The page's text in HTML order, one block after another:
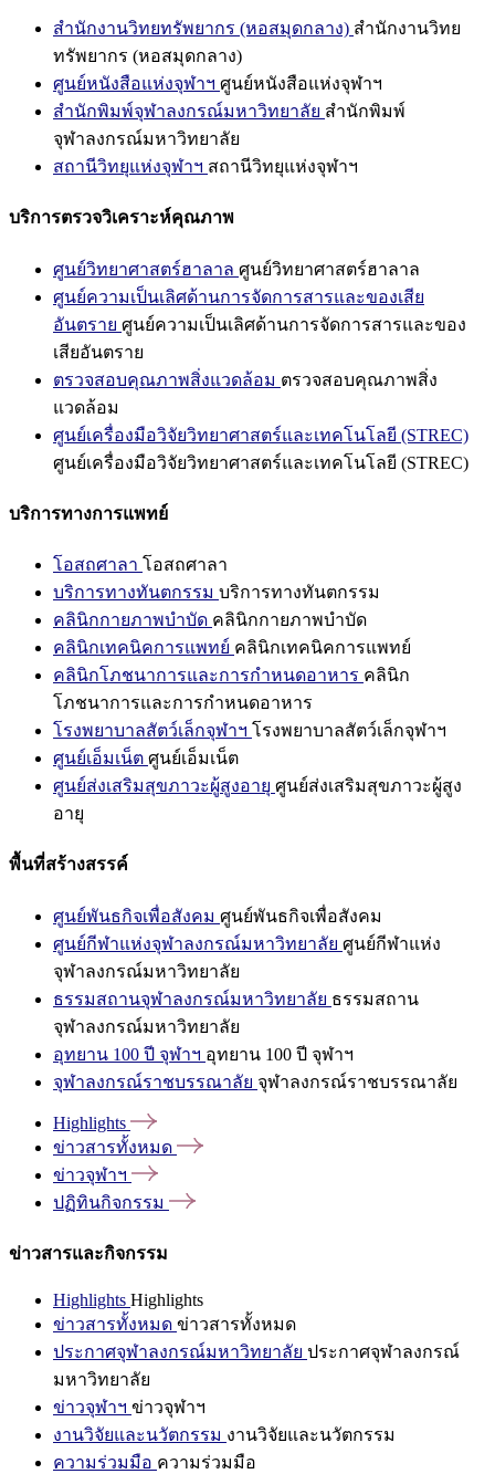
สำนักงานวิทยทรัพยากร (หอสมุดกลาง) สำนักงานวิทย
ทรัพยากร (หอสมุดกลาง)
ศูนย์หนังสือแห่งจุฬาฯ ศูนย์หนังสือแห่งจุฬาฯ
สำนักพิมพ์จุฬาลงกรณ์มหาวิทยาลัย สำนักพิมพ์
จุฬาลงกรณ์มหาวิทยาลัย
สถานีวิทยุแห่งจุฬาฯ สถานีวิทยุแห่งจุฬาฯ
บริการตรวจวิเคราะห์คุณภาพ
ศูนย์วิทยาศาสตร์ฮาลาล ศูนย์วิทยาศาสตร์ฮาลาล
ศูนย์ความเป็นเลิศด้านการจัดการสารและของเสีย
อันตราย ศูนย์ความเป็นเลิศด้านการจัดการสารและของ
เสียอันตราย
ตรวจสอบคุณภาพสิ่งแวดล้อม ตรวจสอบคุณภาพสิ่ง
แวดล้อม
ศูนย์เครื่องมือวิจัยวิทยาศาสตร์และเทคโนโลยี (STREC)
ศูนย์เครื่องมือวิจัยวิทยาศาสตร์และเทคโนโลยี (STREC)
บริการทางการแพทย์
โอสถศาลา โอสถศาลา
บริการทางทันตกรรม บริการทางทันตกรรม
คลินิกกายภาพบำบัด คลินิกกายภาพบำบัด
คลินิกเทคนิคการแพทย์ คลินิกเทคนิคการแพทย์
คลินิกโภชนาการและการกำหนดอาหาร คลินิก
โภชนาการและการกำหนดอาหาร
โรงพยาบาลสัตว์เล็กจุฬาฯ โรงพยาบาลสัตว์เล็กจุฬาฯ
ศูนย์เอ็มเน็ต ศูนย์เอ็มเน็ต
ศูนย์ส่งเสริมสุขภาวะผู้สูงอายุ ศูนย์ส่งเสริมสุขภาวะผู้สูง
อายุ
พื้นที่สร้างสรรค์
ศูนย์พันธกิจเพื่อสังคม ศูนย์พันธกิจเพื่อสังคม
ศูนย์กีฬาแห่งจุฬาลงกรณ์มหาวิทยาลัย ศูนย์กีฬาแห่ง
จุฬาลงกรณ์มหาวิทยาลัย
ธรรมสถานจุฬาลงกรณ์มหาวิทยาลัย ธรรมสถาน
จุฬาลงกรณ์มหาวิทยาลัย
อุทยาน 100 ปี จุฬาฯ อุทยาน 100 ปี จุฬาฯ
จุฬาลงกรณ์ราชบรรณาลัย จุฬาลงกรณ์ราชบรรณาลัย
Highlights
ข่าวสารทั้งหมด
ข่าวจุฬาฯ
ปฏิทินกิจกรรม
ข่าวสารและกิจกรรม
Highlights Highlights
ข่าวสารทั้งหมด ข่าวสารทั้งหมด
ประกาศจุฬาลงกรณ์มหาวิทยาลัย ประกาศจุฬาลงกรณ์
มหาวิทยาลัย
ข่าวจุฬาฯ ข่าวจุฬาฯ
งานวิจัยและนวัตกรรม งานวิจัยและนวัตกรรม
ความร่วมมือ ความร่วมมือ